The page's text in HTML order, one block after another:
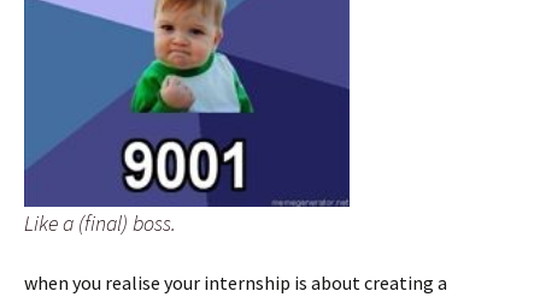
Like a (final) boss.
when you realise your internship is about creating a